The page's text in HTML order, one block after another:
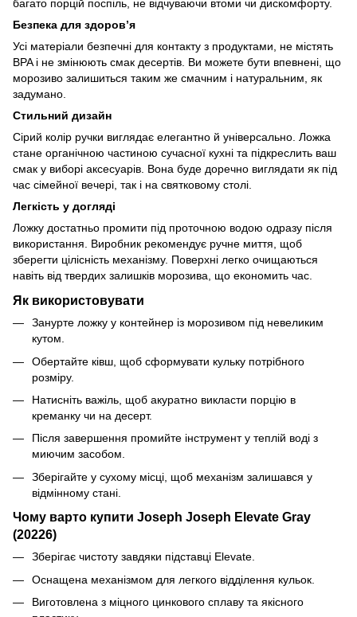
багато порцій поспіль, не відчуваючи втоми чи дискомфорту.
Безпека для здоров’я
Усі матеріали безпечні для контакту з продуктами, не містять
BPA і не змінюють смак десертів. Ви можете бути впевнені, що
морозиво залишиться таким же смачним і натуральним, як
задумано.
Стильний дизайн
Сірий колір ручки виглядає елегантно й універсально. Ложка
стане органічною частиною сучасної кухні та підкреслить ваш
смак у виборі аксесуарів. Вона буде доречно виглядати як під
час сімейної вечері, так і на святковому столі.
Легкість у догляді
Ложку достатньо промити під проточною водою одразу після
використання. Виробник рекомендує ручне миття, щоб
зберегти цілісність механізму. Поверхні легко очищаються
навіть від твердих залишків морозива, що економить час.
Як використовувати
Занурте ложку у контейнер із морозивом під невеликим
кутом.
Обертайте ківш, щоб сформувати кульку потрібного
розміру.
Натисніть важіль, щоб акуратно викласти порцію в
креманку чи на десерт.
Після завершення промийте інструмент у теплій воді з
миючим засобом.
Зберігайте у сухому місці, щоб механізм залишався у
відмінному стані.
Чому варто купити Joseph Joseph Elevate Gray
(20226)
Зберігає чистоту завдяки підставці Elevate.
Оснащена механізмом для легкого відділення кульок.
Виготовлена з міцного цинкового сплаву та якісного